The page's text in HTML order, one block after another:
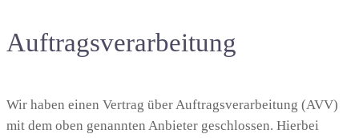
Auftragsverarbeitung
Wir haben einen Vertrag über Auftragsverarbeitung (AVV)
mit dem oben genannten Anbieter geschlossen. Hierbei